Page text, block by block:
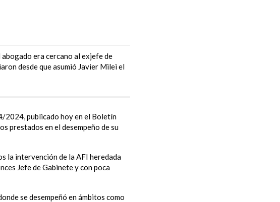
era cercano al exjefe de
desde que asumió Javier Milei el
2024, publicado hoy en el Boletín
prestados en el desempeño de su
la intervención de la AFI heredada
Jefe de Gabinete y con poca
se desempeñó en ámbitos como